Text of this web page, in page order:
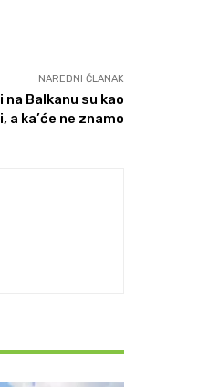
NAREDNI ČLANAK
na Balkanu su kao
a ka’će ne znamo